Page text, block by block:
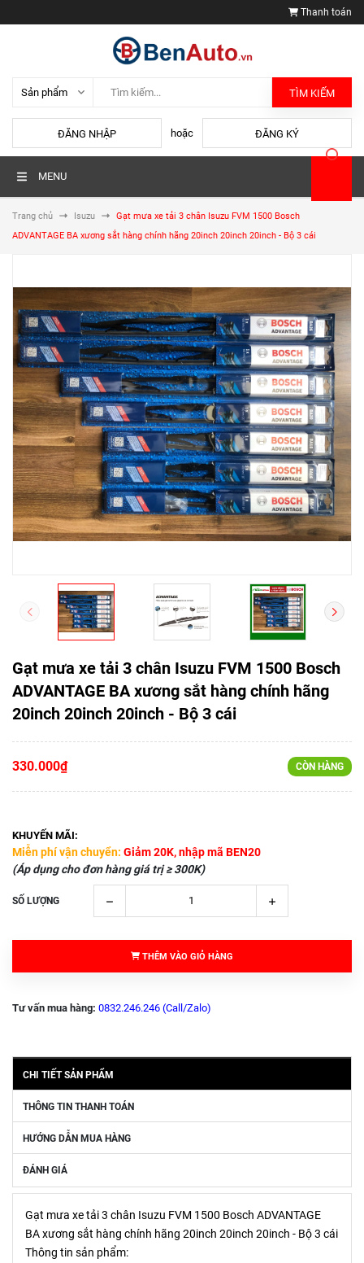
Thanh toán
TÌM KIẾM
ĐĂNG NHẬP hoặc ĐĂNG KÝ
MENU
Trang chủ Isuzu
Gạt mưa xe tải 3 chân Isuzu FVM 1500 Bosch
ADVANTAGE BA xương sắt hàng chính hãng 20inch 20inch 20inch - Bộ 3 cái
Gạt mưa xe tải 3 chân Isuzu FVM 1500 Bosch
ADVANTAGE BA xương sắt hàng chính hãng
20inch 20inch 20inch - Bộ 3 cái
330.000₫ CÒN HÀNG
KHUYẾN MÃI:
Miễn phí vận chuyển: Giảm 20K, nhập mã BEN20
(Áp dụng cho đơn hàng giá trị ≥ 300K)
SỐ LƯỢNG
THÊM VÀO GIỎ HÀNG
Tư vấn mua hàng: 0832.246.246 (Call/Zalo)
CHI TIẾT SẢN PHẨM
THÔNG TIN THANH TOÁN
HƯỚNG DẪN MUA HÀNG
ĐÁNH GIÁ
Gạt mưa xe tải 3 chân Isuzu FVM 1500 Bosch ADVANTAGE
BA xương sắt hàng chính hãng 20inch 20inch 20inch - Bộ 3 cái
Thông tin sản phẩm: